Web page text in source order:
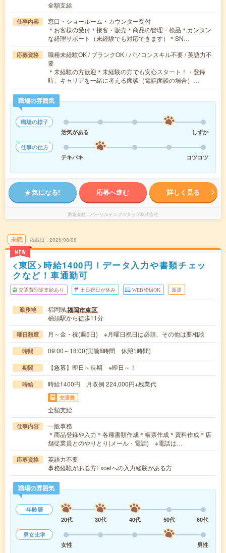
全額支給
仕事内容
窓口・ショールーム・カウンター受付
＊お客様の受付＊接客・販売＊商品の管理・検品＊カンタン
な経理サポート（未経験でも対応できます）＊SN…
応募資格
職種未経験OK / ブランクOK / パソコンスキル不要 / 英語力不
要
＊未経験の方歓迎＊未経験の方でも安心スタート！・登録
時、キャリアを一緒に考える面談（電話面談の場合）…
職場の雰囲気
職場の様子
活気がある
しずか
仕事の仕方
テキパキ
コツコツ
気になる! 応募へ進む 詳しく見る
派遣会社 パーソルテンプスタッフ株式会社
未読
NEW
掲載日 2026/08/08
<東区>時給1400円！データ入力や書類チェッ
クなど！車通勤可
交通費別途支給あり 土日祝日が休み WEB登録OK 派遣
勤務地 福岡県福岡市東区
柚須駅から徒歩11分
曜日頻度 月～金・祝(週5日) ※月曜日祝日は必須、その他は要相談
時間 09:00～18:00(実働8時間 休憩1時間)
期間 【急募】即日～長期 ※即日～！
時給 時給1400円 月収例 224,000円+残業代
交通費
全額支給
仕事内容
一般事務
＊商品登録や入力＊各種書類作成＊帳票作成＊資料作成＊店
舗従業員とのやりとり(メール・電話) ※電話は…
応募資格
英語力不要
事務経験がある方Excelへの入力経験がある方
職場の雰囲気
年齢層
20代
30代 40代 50代
60代
男女比率
女性
男性